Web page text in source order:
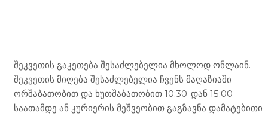
შეკვეთის გაკეთება შესაძლებელია მხოლოდ ონლაინ.
შეკვეთის მიღება შესაძლებელია ჩვენს მაღაზიაში
ორშაბათობით და ხუთშაბათობით 10:30-დან 15:00
საათამდე ან კურიერის მეშვეობით გაგზავნა დამატებითი